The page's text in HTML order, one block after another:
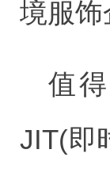
境服饰
值
JIT(即